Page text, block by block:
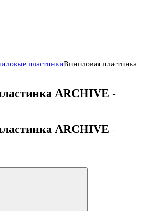
пластинкиВиниловая пластинка
ARCHIVE -
ARCHIVE -